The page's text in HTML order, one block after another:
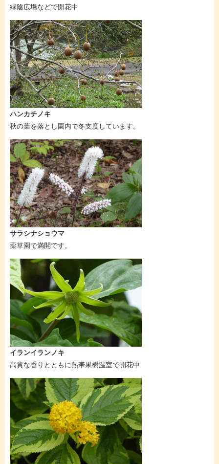
緑陰広場などで開花中
ハンカチノキ
秋の葉を落とし園内で冬支度しています。
サラシナショウマ
薬草園で満開です。
イランイランノキ
高貴な香りとともに熱帯果樹温室で開花中